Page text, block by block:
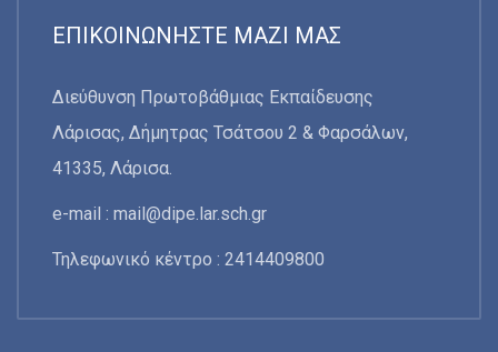
ΕΠΙΚΟΙΝΩΝΉΣΤΕ ΜΑΖΊ ΜΑΣ
Διεύθυνση Πρωτοβάθμιας Εκπαίδευσης
Λάρισας, Δήμητρας Τσάτσου 2 & Φαρσάλων,
41335, Λάρισα.
e-mail : mail@dipe.lar.sch.gr
Τηλεφωνικό κέντρο : 2414409800